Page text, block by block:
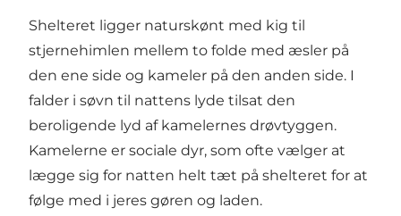
Shelteret ligger naturskønt med kig til
stjernehimlen mellem to folde med æsler på
den ene side og kameler på den anden side. I
falder i søvn til nattens lyde tilsat den
beroligende lyd af kamelernes drøvtyggen.
Kamelerne er sociale dyr, som ofte vælger at
lægge sig for natten helt tæt på shelteret for at
følge med i jeres gøren og laden.